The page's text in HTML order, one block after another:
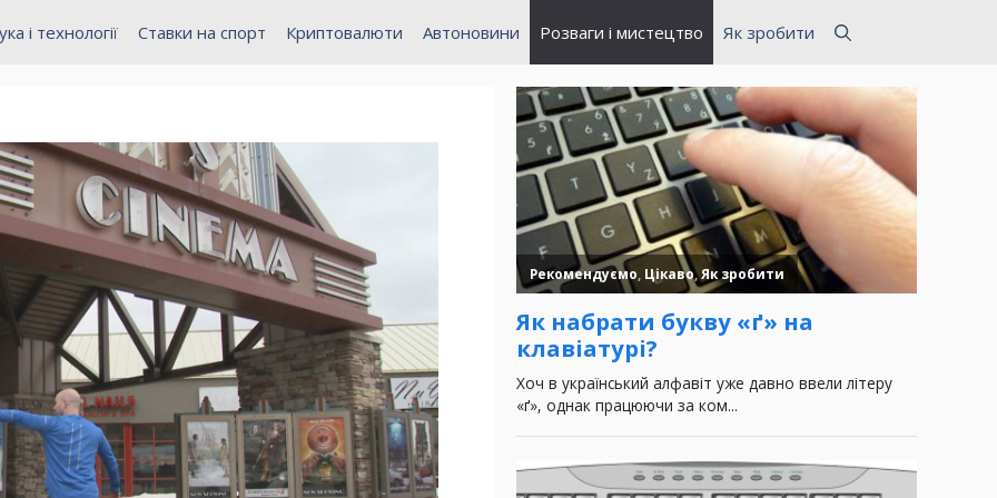
і технології Ставки на спорт Криптовалюти Автоновини Розваги і мистецтво Як зробити